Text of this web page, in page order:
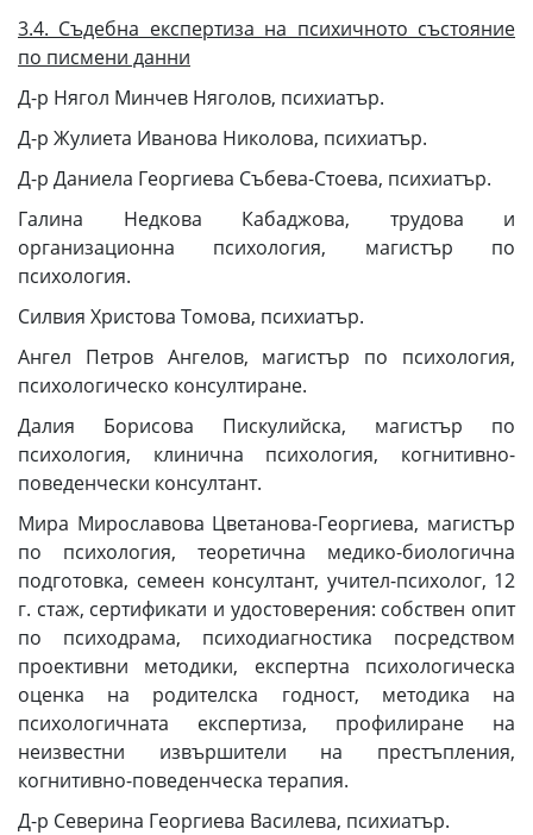
3.4. Съдебна експертиза на психичното състояние
по писмени данни
Д-р Нягол Минчев Няголов, психиатър.
Д-р Жулиета Иванова Николова, психиатър.
Д-р Даниела Георгиева Събева-Стоева, психиатър.
Галина Недкова Кабаджова, трудова и
организационна психология, магистър по
психология.
Силвия Христова Томова, психиатър.
Ангел Петров Ангелов, магистър по психология,
психологическо консултиране.
Далия Борисова Пискулийска, магистър по
психология, клинична психология, когнитивно-
поведенчески консултант.
Мира Мирославова Цветанова-Георгиева, магистър
по психология, теоретична медико-биологична
подготовка, семеен консултант, учител-психолог, 12
г. стаж, сертификати и удостоверения: собствен опит
по психодрама, психодиагностика посредством
проективни методики, експертна психологическа
оценка на родителска годност, методика на
психологичната експертиза, профилиране на
неизвестни извършители на престъпления,
когнитивно-поведенческа терапия.
Д-р Северина Георгиева Василева, психиатър.